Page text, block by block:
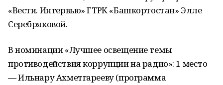
«Вести. Интервью» ГТРК «Башкортостан» Элле
Серебряковой.
В номинации «Лучшее освещение темы
противодействия коррупции на радио»: 1 место
— Ильнару Ахметгарееву (программа